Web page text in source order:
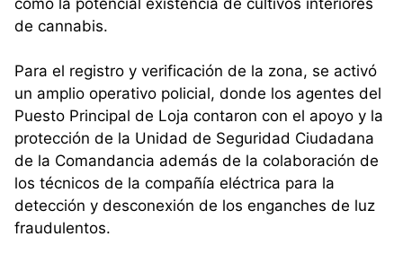
de cannabis.
Para el registro y verificación de la zona, se activó
un amplio operativo policial, donde los agentes del
Puesto Principal de Loja contaron con el apoyo y la
protección de la Unidad de Seguridad Ciudadana
de la Comandancia además de la colaboración de
los técnicos de la compañía eléctrica para la
detección y desconexión de los enganches de luz
fraudulentos.